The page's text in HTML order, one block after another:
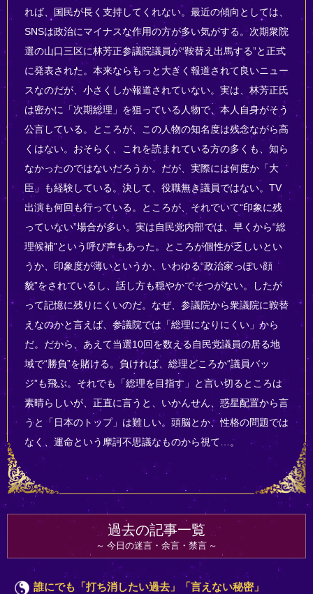
れば、国民が長く支持してくれない。最近の傾向としては、
SNSは政治にマイナスな作用の方が多い気がする。次期衆院
選の山口三区に林芳正参議院議員が“鞍替え出馬する”と正式
に発表された。本来ならもっと大きく報道されて良いニュー
スなのだが、小さくしか報道されていない。実は、林芳正氏
は密かに「次期総理」を狙っている人物で、本人自身がそう
公言している。ところが、この人物の知名度は残念ながら高
くはない。おそらく、これを読まれている方の多くも、知ら
なかったのではないだろうか。だが、実際には何度か「大
臣」も経験している。決して、役職無き議員ではない。TV
出演も何回も行っている。ところが、それでいて“印象に残
っていない”場合が多い。実は自民党内部では、早くから“総
理候補”という呼び声もあった。ところが個性が乏しいとい
うか、印象度が薄いというか、いわゆる“政治家っぽい顔
貌”をされているし、話し方も穏やかでそつがない。したが
って記憶に残りにくいのだ。なぜ、参議院から衆議院に鞍替
えなのかと言えば、参議院では「総理になりにくい」から
だ。だから、あえて当選10回を数える自民党議員の居る地
域で“勝負”を賭ける。負ければ、総理どころか“議員バッ
ジ”も飛ぶ。それでも「総理を目指す」と言い切るところは
素晴らしいが、正直に言うと、いかんせん、惑星配置から言
うと「日本のトップ」は難しい。頭脳とか、性格の問題では
なく、運命という摩訶不思議なものから視て…。
過去の記事一覧
今日の迷言・余言・禁言
誰にでも「打ち消したい過去」「言えない秘密」